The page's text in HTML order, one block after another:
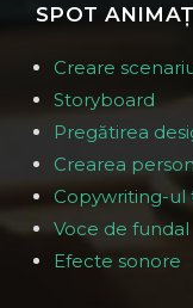
SPOT
Creare
Storyboard
Pregătirea
Crearea
Copywriting-ul
Voce de fundal
Efecte sonore